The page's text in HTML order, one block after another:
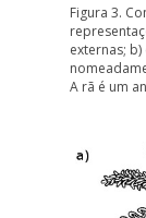
Figura 3.
externas; b)
A rã é um